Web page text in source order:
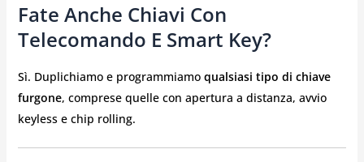
Fate Anche Chiavi Con
Telecomando E Smart Key?
Sì. Duplichiamo e programmiamo qualsiasi tipo di chiave
furgone, comprese quelle con apertura a distanza, avvio
keyless e chip rolling.